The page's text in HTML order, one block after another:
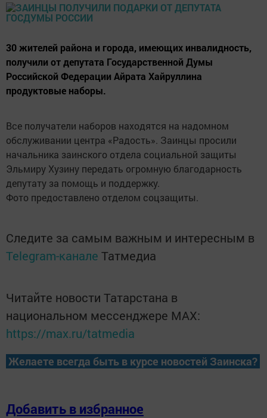
30 жителей района и города, имеющих инвалидность,
получили от депутата Государственной Думы
Российской Федерации Айрата Хайруллина
продуктовые наборы.
Все получатели наборов находятся на надомном
обслуживании центра «Радость». Заинцы просили
начальника заинского отдела социальной защиты
Эльмиру Хузину передать огромную благодарность
депутату за помощь и поддержку.
Фото предоставлено отделом соцзащиты.
Следите за самым важным и интересным в
Telegram-канале Татмедиа
Читайте новости Татарстана в
национальном мессенджере MАХ:
https://max.ru/tatmedia
Желаете всегда быть в курсе новостей Заинска?
Добавить в избранное